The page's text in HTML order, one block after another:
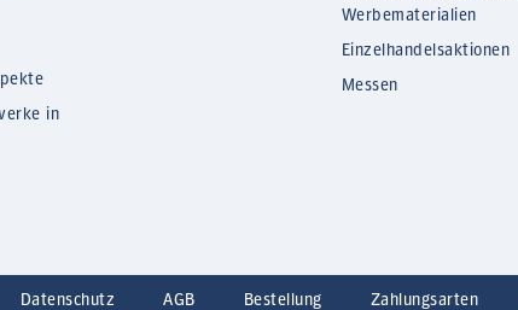
in
Werbematerialien
Einzelhandelsaktionen
Messen
Datenschutz AGB Bestellung Zahlungsarten